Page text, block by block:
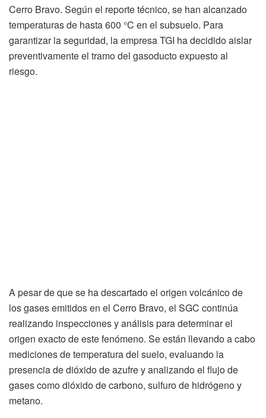
Cerro Bravo. Según el reporte técnico, se han alcanzado
temperaturas de hasta 600 °C en el subsuelo. Para
garantizar la seguridad, la empresa TGI ha decidido aislar
preventivamente el tramo del gasoducto expuesto al
riesgo.
A pesar de que se ha descartado el origen volcánico de
los gases emitidos en el Cerro Bravo, el SGC continúa
realizando inspecciones y análisis para determinar el
origen exacto de este fenómeno. Se están llevando a cabo
mediciones de temperatura del suelo, evaluando la
presencia de dióxido de azufre y analizando el flujo de
gases como dióxido de carbono, sulfuro de hidrógeno y
metano.